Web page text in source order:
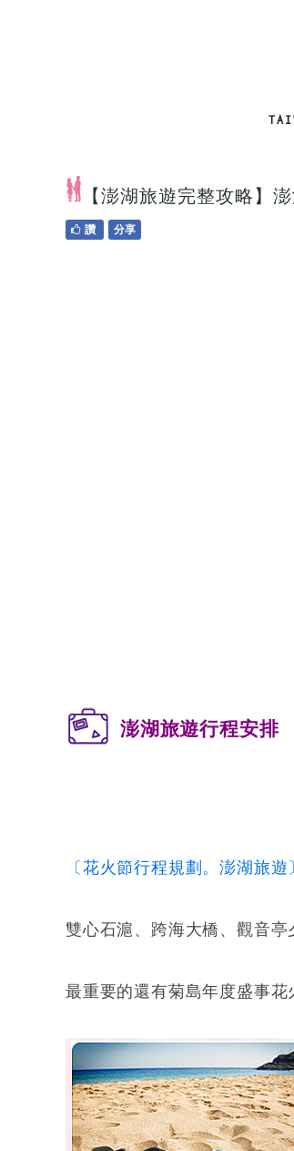
【澎湖旅遊完整攻略】
讚 分享
澎湖旅遊行程安排
〔花火節行程規劃。澎湖旅
雙心石滬、跨海大橋、觀音亭
最重要的還有菊島年度盛事花